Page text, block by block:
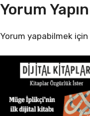
Yorum Yapın
Yorum yapabilmek için